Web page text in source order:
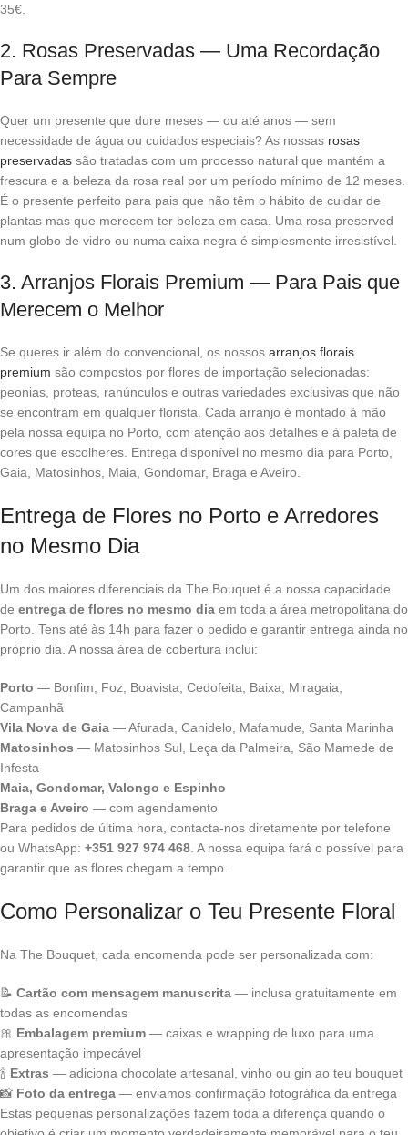
35€.
2. Rosas Preservadas — Uma Recordação
Para Sempre
Quer um presente que dure meses — ou até anos — sem
necessidade de água ou cuidados especiais? As nossas rosas
preservadas são tratadas com um processo natural que mantém a
frescura e a beleza da rosa real por um período mínimo de 12 meses.
É o presente perfeito para pais que não têm o hábito de cuidar de
plantas mas que merecem ter beleza em casa. Uma rosa preserved
num globo de vidro ou numa caixa negra é simplesmente irresistível.
3. Arranjos Florais Premium — Para Pais que
Merecem o Melhor
Se queres ir além do convencional, os nossos arranjos florais
premium são compostos por flores de importação selecionadas:
peonias, proteas, ranúnculos e outras variedades exclusivas que não
se encontram em qualquer florista. Cada arranjo é montado à mão
pela nossa equipa no Porto, com atenção aos detalhes e à paleta de
cores que escolheres. Entrega disponível no mesmo dia para Porto,
Gaia, Matosinhos, Maia, Gondomar, Braga e Aveiro.
Entrega de Flores no Porto e Arredores
no Mesmo Dia
Um dos maiores diferenciais da The Bouquet é a nossa capacidade
de entrega de flores no mesmo dia em toda a área metropolitana do
Porto. Tens até às 14h para fazer o pedido e garantir entrega ainda no
próprio dia. A nossa área de cobertura inclui:
Porto — Bonfim, Foz, Boavista, Cedofeita, Baixa, Miragaia,
Campanhã
Vila Nova de Gaia — Afurada, Canidelo, Mafamude, Santa Marinha
Matosinhos — Matosinhos Sul, Leça da Palmeira, São Mamede de
Infesta
Maia, Gondomar, Valongo e Espinho
Braga e Aveiro — com agendamento
Para pedidos de última hora, contacta-nos diretamente por telefone
ou WhatsApp: +351 927 974 468 . A nossa equipa fará o possível para
garantir que as flores chegam a tempo.
Como Personalizar o Teu Presente Floral
Na The Bouquet, cada encomenda pode ser personalizada com:
📝 Cartão com mensagem manuscrita — inclusa gratuitamente em
todas as encomendas
🎀 Embalagem premium — caixas e wrapping de luxo para uma
apresentação impecável
🍾 Extras — adiciona chocolate artesanal, vinho ou gin ao teu bouquet
📸 Foto da entrega — enviamos confirmação fotográfica da entrega
Estas pequenas personalizações fazem toda a diferença quando o